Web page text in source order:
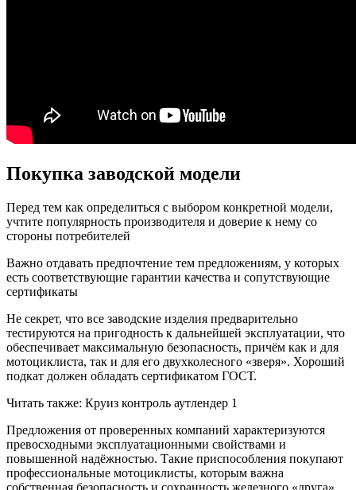
Покупка заводской модели
Перед тем как определиться с выбором конкретной модели,
учтите популярность производителя и доверие к нему со
стороны потребителей
Важно отдавать предпочтение тем предложениям, у которых
есть соответствующие гарантии качества и сопутствующие
сертификаты
Не секрет, что все заводские изделия предварительно
тестируются на пригодность к дальнейшей эксплуатации, что
обеспечивает максимальную безопасность, причём как и для
мотоциклиста, так и для его двухколесного «зверя». Хороший
подкат должен обладать сертификатом ГОСТ.
Читать также: Круиз контроль аутлендер 1
Предложения от проверенных компаний характеризуются
превосходными эксплуатационными свойствами и
повышенной надёжностью. Такие приспособления покупают
профессиональные мотоциклисты, которым важна